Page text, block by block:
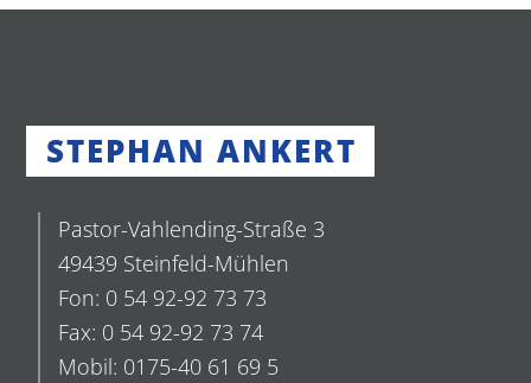
STEPHAN ANKERT
Pastor-Vahlending-Straße 3
49439 Steinfeld-Mühlen
Fon: 0 54 92-92 73 73
Fax: 0 54 92-92 73 74
Mobil: 0175-40 61 69 5